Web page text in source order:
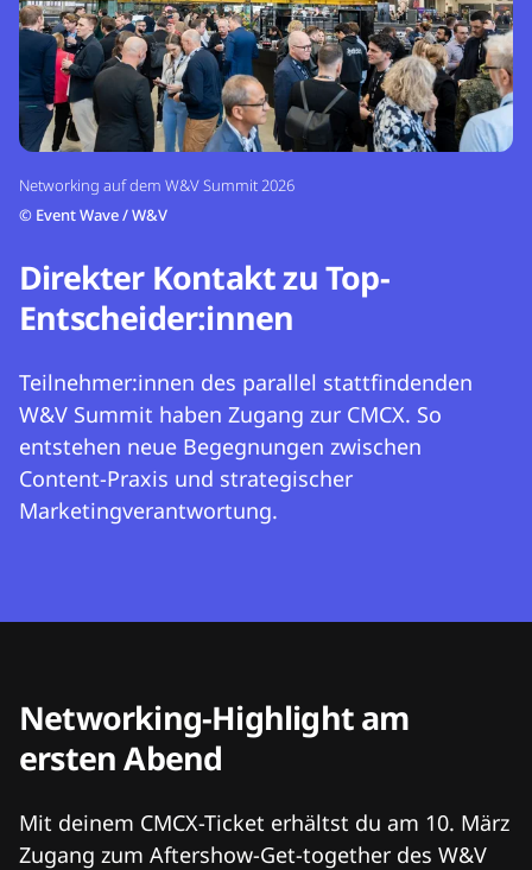
Networking auf dem W&V Summit 2026
© Event Wave / W&V
Direkter Kontakt zu Top-
Entscheider:innen
Teilnehmer:innen des parallel stattfindenden
W&V Summit haben Zugang zur CMCX. So
entstehen neue Begegnungen zwischen
Content-Praxis und strategischer
Marketingverantwortung.
Networking-Highlight am
ersten Abend
Mit deinem CMCX-Ticket erhältst du am 10. März
Zugang zum Aftershow-Get-together des W&V